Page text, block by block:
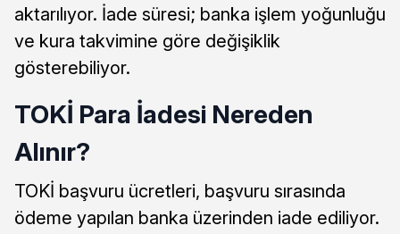
aktarılıyor. İade süresi; banka işlem yoğunluğu
ve kura takvimine göre değişiklik
gösterebiliyor.
TOKİ Para İadesi Nereden
Alınır?
TOKİ başvuru ücretleri, başvuru sırasında
ödeme yapılan banka üzerinden iade ediliyor.